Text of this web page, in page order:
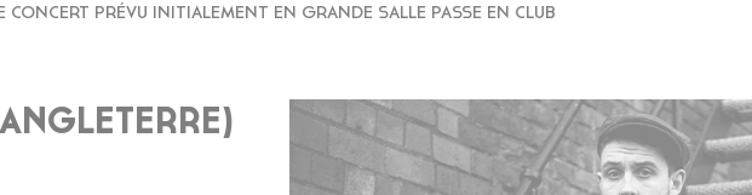
CONCERT PRÉVU INITIALEMENT EN GRANDE SALLE PASSE EN CLUB